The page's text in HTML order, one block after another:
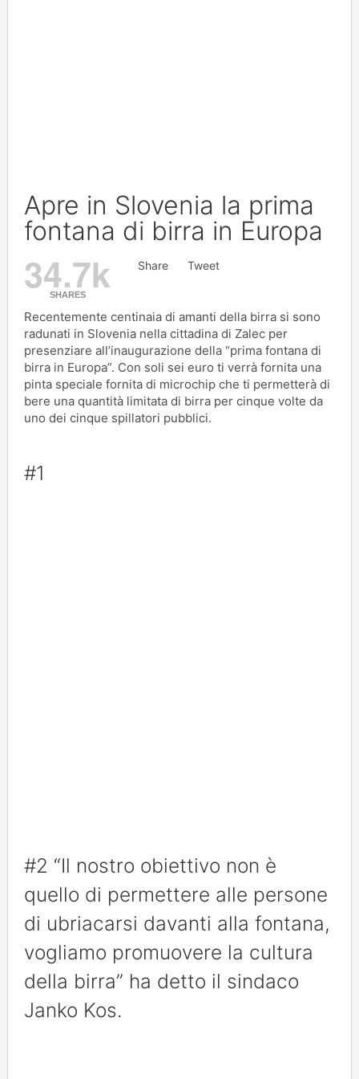
Apre in Slovenia la prima
fontana di birra in Europa
34.7k
SHARES
Share Tweet
Recentemente centinaia di amanti della birra si sono
radunati in Slovenia nella cittadina di Zalec per
presenziare all’inaugurazione della “prima fontana di
birra in Europa”. Con soli sei euro ti verrà fornita una
pinta speciale fornita di microchip che ti permetterà di
bere una quantità limitata di birra per cinque volte da
uno dei cinque spillatori pubblici.
#1
#2 “Il nostro obiettivo non è
quello di permettere alle persone
di ubriacarsi davanti alla fontana,
vogliamo promuovere la cultura
della birra” ha detto il sindaco
Janko Kos.